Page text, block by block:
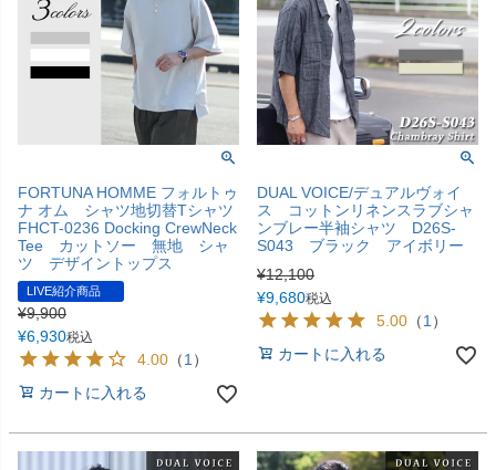
FORTUNA HOMME フォルトゥ
ナ オム シャツ地切替Tシャツ
FHCT-0236 Docking CrewNeck
Tee カットソー 無地 シャ
ツ デザイントップス
LIVE紹介商品
¥9,900
¥6,930税込
4.00 （1）
カートに入れる
DUAL VOICE/デュアルヴォイ
ス コットンリネンスラブシャ
ンブレー半袖シャツ D26S-
S043 ブラック アイボリー
¥12,100
¥9,680税込
5.00 （1）
カートに入れる